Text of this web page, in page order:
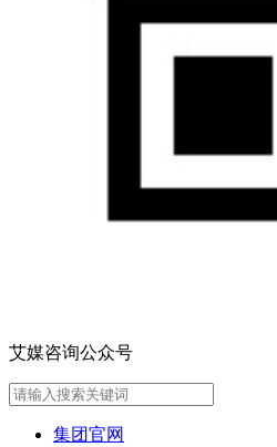
艾媒咨询公众号
集团官网